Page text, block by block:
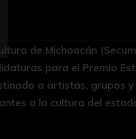
de Michoacán
para el Premio
a artistas, grupos
a la cultura del